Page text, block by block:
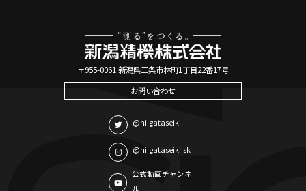
〒955-0061 新潟県三条市林町1丁目22番17号
お問い合わせ
@niigataseiki
@niigataseiki.sk
公式動画チャンネ
ル